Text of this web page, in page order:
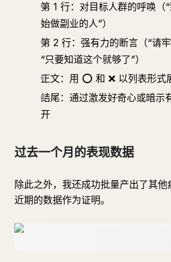
第 1 行：对目标人群的呼唤（
始做副业的人”）
第 2 行：强有力的断言（“请牢
“只要知道这个就够了”）
正文：用 ⭕️ 和 ❌ 以列表形式
结尾：通过激发好奇心或暗示
开
过去一个月的表现数据
除此之外，我还成功批量产出了其
近期的数据作为证明。